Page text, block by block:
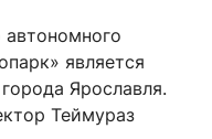
является
Ярославля.
Теймураз